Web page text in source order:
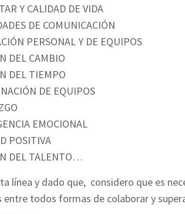
Y CALIDAD DE VIDA
DE COMUNICACIÓN
PERSONAL Y DE EQUIPOS
DEL CAMBIO
DEL TIEMPO
DE EQUIPOS
EMOCIONAL
POSITIVA
DEL TALENTO…
línea y dado que, considero que es
entre todos formas de colaborar y